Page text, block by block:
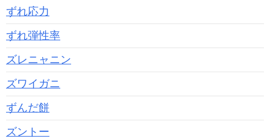
ずれ応力
ずれ弾性率
ズレニャニン
ズワイガニ
ずんだ餅
ズントー